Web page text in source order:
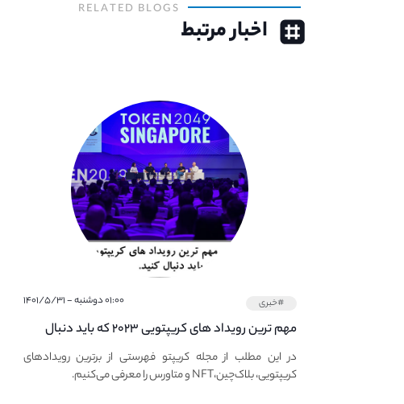
RELATED BLOGS
اخبار مرتبط
#خبری ۰۱:۰۰ دوشنبه - ۱۴۰۱/۵/۳۱
مهم ترین رویداد های کریپتویی ۲۰۲۳ که باید دنبال
کنید – معرفی بهترین رویداد های جهانی
در این مطلب از مجله کریپتو فهرستی از برترین رویدادهای
کریپتویی، بلاک‌چین،NFT و متاورس را معرفی می‌کنیم.